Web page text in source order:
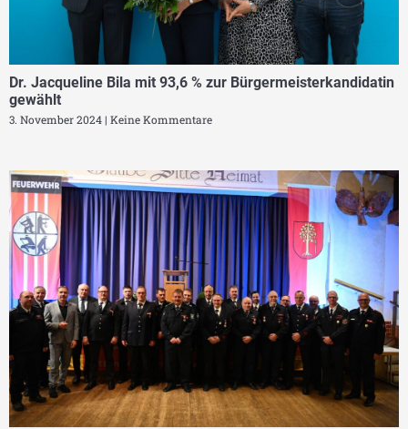
Dr. Jacqueline Bila mit 93,6 % zur Bürgermeisterkandidatin
gewählt
3. November 2024 Keine Kommentare